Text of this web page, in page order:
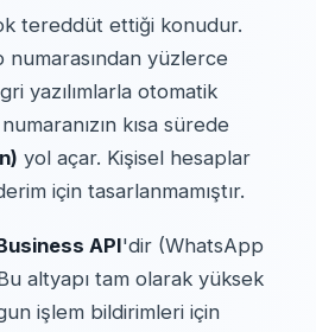
tereddüt ettiği konudur.
yüzlerce
yazılımlarla otomatik
kısa sürede
yol açar. Kişisel hesaplar
için tasarlanmamıştır.
API'dir (WhatsApp
altyapı tam olarak yüksek
işlem bildirimleri için